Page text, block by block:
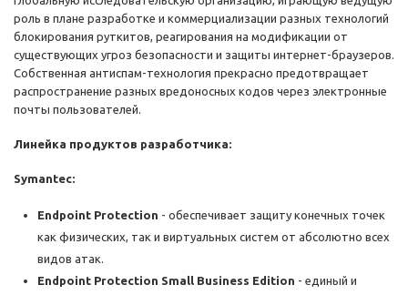
роль в плане разработке и коммерциализации разных технологий
блокирования руткитов, реагирования на модификации от
существующих угроз безопасности и защиты интернет-браузеров.
Собственная антиспам-технология прекрасно предотвращает
распространение разных вредоносных кодов через электронные
почты пользователей.
Линейка продуктов разработчика:
Symantec:
Endpoint Protection - обеспечивает защиту конечных точек
как физических, так и виртуальных систем от абсолютно всех
видов атак.
Endpoint Protection Small Business Edition - единый и